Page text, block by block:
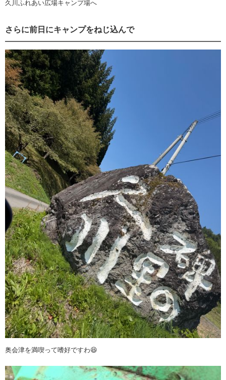
久川ふれあい広場キャンプ場へ
さらに前日にキャンプをねじ込んで
奥会津を満喫って嗜好ですわ😆